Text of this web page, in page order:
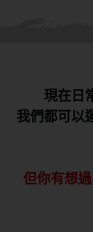
現在日
我們都可以
但你有想